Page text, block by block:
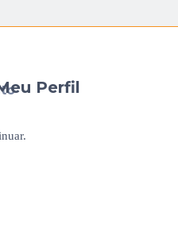
Perfil